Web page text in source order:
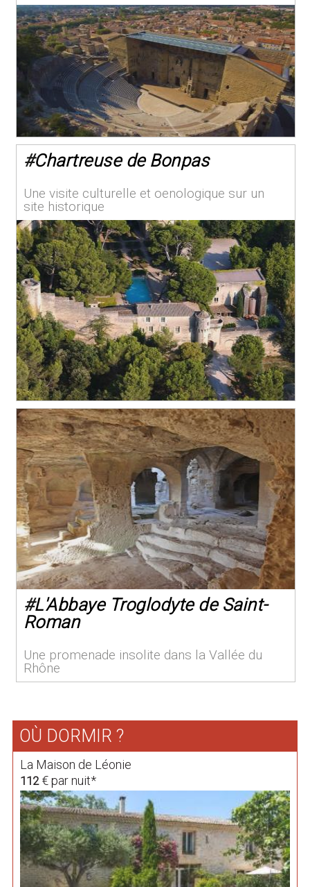
#Chartreuse de Bonpas
Une visite culturelle et oenologique sur un
site historique
#L'Abbaye Troglodyte de Saint-
Roman
Une promenade insolite dans la Vallée du
Rhône
OÙ DORMIR ?
La Maison de Léonie
112€ par nuit*